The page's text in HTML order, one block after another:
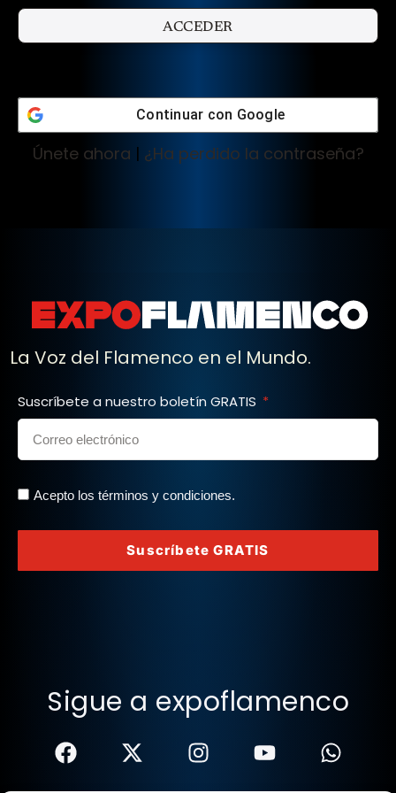
Continuar con Google
Únete ahora | ¿Ha perdido la contraseña?
La Voz del Flamenco en el Mundo.
Suscríbete a nuestro boletín GRATIS
Acepto los términos y condiciones.
Suscríbete GRATIS
Sigue a expoflamenco